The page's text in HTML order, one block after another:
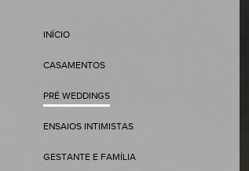
INÍCIO
CASAMENTOS
PRÉ WEDDINGS
ENSAIOS INTIMISTAS
GESTANTE E FAMÍLIA